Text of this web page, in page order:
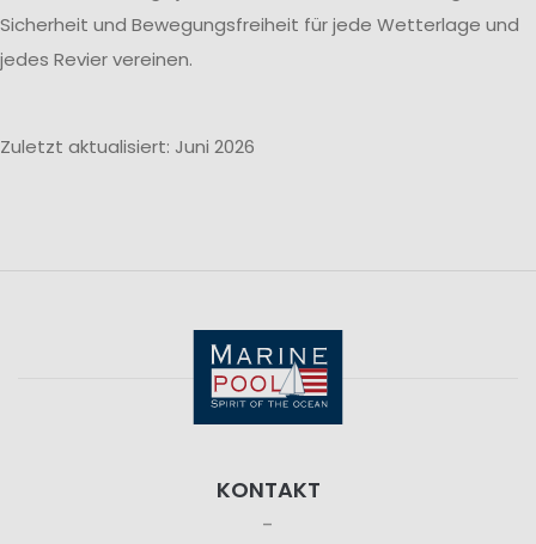
Sicherheit und Bewegungsfreiheit für jede Wetterlage und
jedes Revier vereinen.
Zuletzt aktualisiert: Juni 2026
KONTAKT